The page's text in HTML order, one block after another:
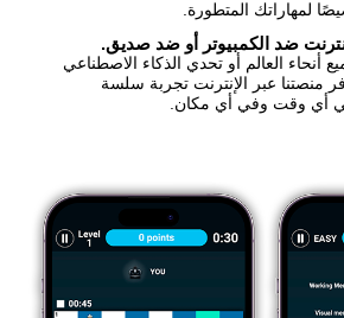
لمهاراتك المتطورة.
ضد الكمبيوتر أو ضد صديق.
أنحاء العالم أو تحدي الذكاء الاصطناعي
منصتنا عبر الإنترنت تجربة سلسة
أي وقت وفي أي مكان.